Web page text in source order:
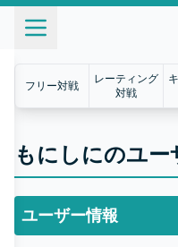
フリー対戦
レーティング
対戦
もにしにのユー
ユーザー情報